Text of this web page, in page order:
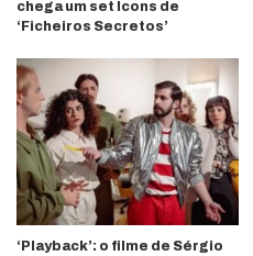
chega um set Icons de
‘Ficheiros Secretos’
‘Playback’: o filme de Sérgio